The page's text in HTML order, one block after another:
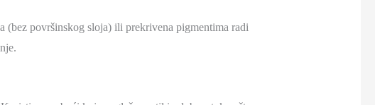
(bez površinskog sloja) ili prekrivena pigmentima radi